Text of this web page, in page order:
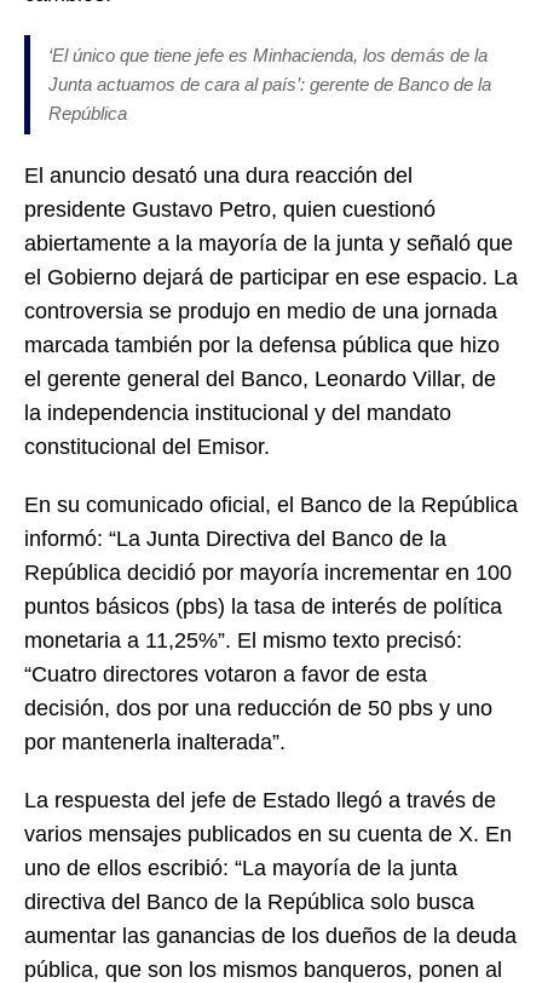
‘El único que tiene jefe es Minhacienda, los demás de la
Junta actuamos de cara al país’: gerente de Banco de la
República
El anuncio desató una dura reacción del
presidente Gustavo Petro, quien cuestionó
abiertamente a la mayoría de la junta y señaló que
el Gobierno dejará de participar en ese espacio. La
controversia se produjo en medio de una jornada
marcada también por la defensa pública que hizo
el gerente general del Banco, Leonardo Villar, de
la independencia institucional y del mandato
constitucional del Emisor.
En su comunicado oficial, el Banco de la República
informó: “La Junta Directiva del Banco de la
República decidió por mayoría incrementar en 100
puntos básicos (pbs) la tasa de interés de política
monetaria a 11,25%”. El mismo texto precisó:
“Cuatro directores votaron a favor de esta
decisión, dos por una reducción de 50 pbs y uno
por mantenerla inalterada”.
La respuesta del jefe de Estado llegó a través de
varios mensajes publicados en su cuenta de X. En
uno de ellos escribió: “La mayoría de la junta
directiva del Banco de la República solo busca
aumentar las ganancias de los dueños de la deuda
pública, que son los mismos banqueros, ponen al